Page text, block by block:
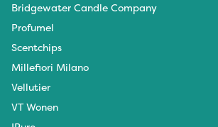
Bridgewater Candle Company
Profumel
Scentchips
Millefiori Milano
Vellutier
VT Wonen